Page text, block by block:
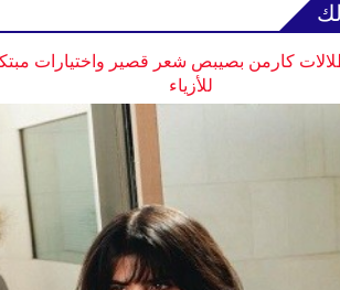
لك
كارمن بصيبص شعر قصير واختيارات
للأزياء